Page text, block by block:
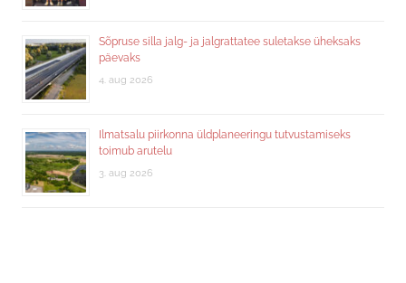
Sõpruse silla jalg- ja jalgrattatee suletakse üheksaks
päevaks
4. aug 2026
Ilmatsalu piirkonna üldplaneeringu tutvustamiseks
toimub arutelu
3. aug 2026